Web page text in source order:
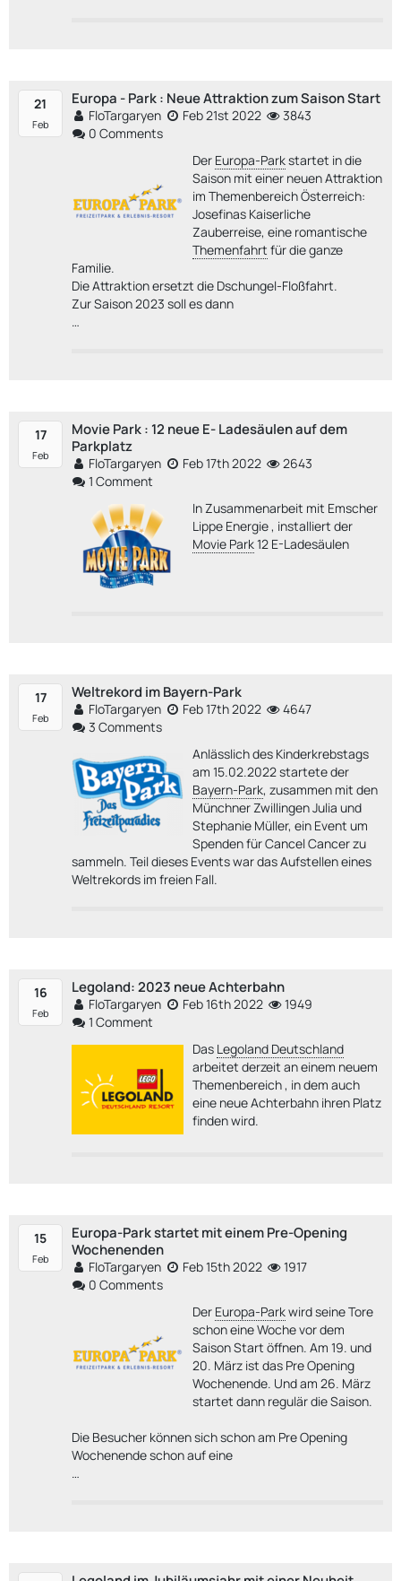
21
Feb
Europa - Park : Neue Attraktion zum Saison Start
FloTargaryen Feb 21st 2022
3843
0 Comments
Der Europa-Parkstartet in die
Saison mit einer neuen Attraktion
im Themenbereich Österreich:
Josefinas Kaiserliche
Zauberreise, eine romantische
Themenfahrt für die ganze
Familie.
Die Attraktion ersetzt die Dschungel-Floßfahrt.
Zur Saison 2023 soll es dann
…
17
Feb
Movie Park : 12 neue E- Ladesäulen auf dem
Parkplatz
FloTargaryen Feb 17th 2022
2643
1 Comment
In Zusammenarbeit mit Emscher
Lippe Energie , installiert der
Movie Park12 E-Ladesäulen
17
Feb
Weltrekord im Bayern-Park
FloTargaryen Feb 17th 2022
4647
3 Comments
Anlässlich des Kinderkrebstags
am 15.02.2022 startete der
Bayern-Park, zusammen mit den
Münchner Zwillingen Julia und
Stephanie Müller, ein Event um
Spenden für Cancel Cancer zu
sammeln. Teil dieses Events war das Aufstellen eines
Weltrekords im freien Fall.
16
Feb
Legoland: 2023 neue Achterbahn
FloTargaryen Feb 16th 2022
1949
1 Comment
Das Legoland Deutschland
arbeitet derzeit an einem neuem
Themenbereich , in dem auch
eine neue Achterbahn ihren Platz
finden wird.
15
Feb
Europa-Park startet mit einem Pre-Opening
Wochenenden
FloTargaryen Feb 15th 2022
1917
0 Comments
Der Europa-Parkwird seine Tore
schon eine Woche vor dem
Saison Start öffnen. Am 19. und
20. März ist das Pre Opening
Wochenende. Und am 26. März
startet dann regulär die Saison.
Die Besucher können sich schon am Pre Opening
Wochenende schon auf eine
…